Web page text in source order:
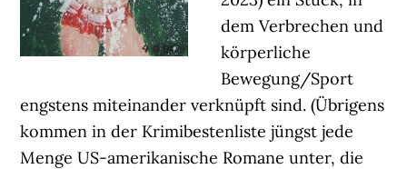
dem Verbrechen und
körperliche
Bewegung/Sport
engstens miteinander verknüpft sind. (Übrigens
kommen in der Krimibestenliste jüngst jede
Menge US-amerikanische Romane unter, die